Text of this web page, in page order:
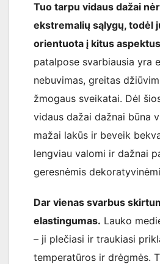
Tuo tarpu vidaus dažai
ekstremalių sąlygų, todėl
orientuota į kitus
patalpose svarbiausia yra
nebuvimas, greitas
žmogaus sveikatai. Dėl
vidaus dažai dažnai būna
mažai lakūs ir beveik
lengviau valomi ir dažnai
geresnėmis
Dar vienas svarbus
elastingumas. Lauko
– ji plečiasi ir traukiasi
temperatūros ir drėgmės.